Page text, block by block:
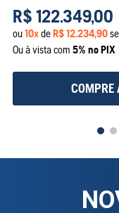
R$ 122.349,00
ou10xdeR$12.234,90
Ou à vista com 5% no PIX
COMPRE